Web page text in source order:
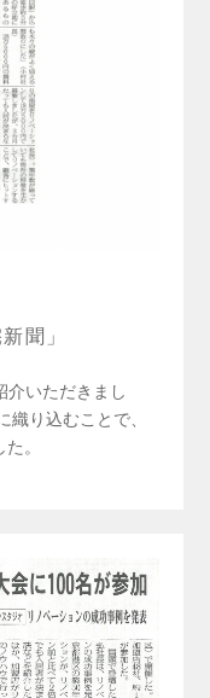
聞」
介いただきまし
織り込むことで、
。